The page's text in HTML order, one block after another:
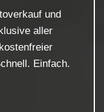
und
aller
Einfach.